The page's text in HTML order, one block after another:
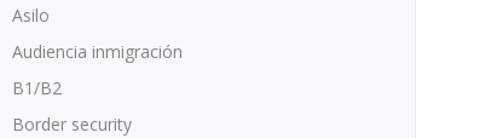
Asilo
Audiencia inmigración
B1/B2
Border security